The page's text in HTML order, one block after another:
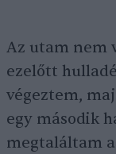
Az utam nem
ezelőtt
végeztem,
egy második
megtaláltam